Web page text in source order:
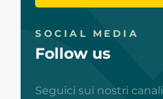
SOCIAL MEDIA
Follow us
Seguici sui nostri canali